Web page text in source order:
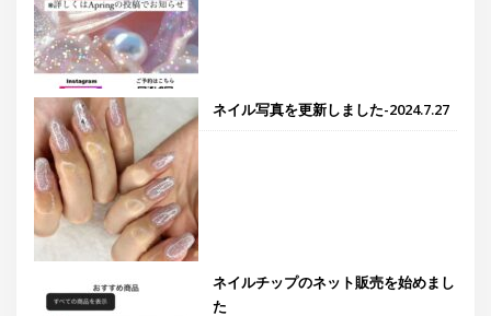
ネイル写真を更新しました-2024.7.27
ネイルチップのネット販売を始めまし
た